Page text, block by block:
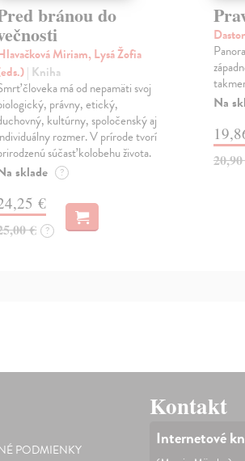
bránou do
Miriam, Lysá Žofia
| Kniha
človeka má od nepamäti svoj
právny, etický,
kultúrny, spoločenský aj
rozmer. V prírode tvorí
súčasť kolobehu života.
sklade ?
€
€ ?
Na
PODMIENKY
Kontakt
Internetové